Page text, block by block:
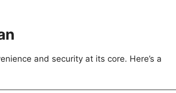
and security at its core. Here’s a